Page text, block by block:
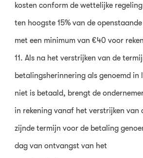
kosten conform de wettelijke
ten hoogste 15% van de
met een minimum van €40 voor
11. Als na het verstrijken van de
betalingsherinnering als genoemd in
niet is betaald, brengt de
in rekening vanaf het verstrijken van
zijnde termijn voor de betaling
dag van ontvangst van het